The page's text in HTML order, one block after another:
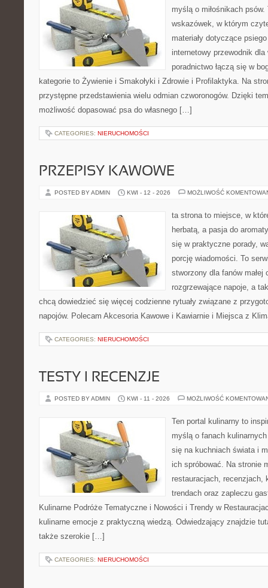
myślą o miłośnikach
wskazówek, w którym
materiały dotyczące
internetowy przewodnik
poradnictwo łączą się w
kategorie to Żywienie i Smakołyki i Zdrowie i Profilaktyka. Na
przystępne przedstawienia wielu odmian czworonogów. Dzięki
możliwość dopasować psa do własnego […]
CATEGORIES: NIERUCHOMOŚCI
PRZEPISY KAWOWE
POSTED BY ADMIN KWI - 12 - 2026 MOŻLIWOŚĆ
ta strona to miejsce, w
herbatą, a pasja do
się w praktyczne porady,
porcję wiadomości. To
stworzony dla fanów
rozgrzewające napoje, a
chcą dowiedzieć się więcej codzienne rytuały związane z
napojów. Polecam Akcesoria Kawowe i Kawiarnie i Miejsca z
CATEGORIES: NIERUCHOMOŚCI
TESTY I RECENZJE
POSTED BY ADMIN KWI - 11 - 2026 MOŻLIWOŚĆ
Ten portal kulinarny to
myślą o fanach
się na kuchniach świata i
ich spróbować. Na stronie
restauracjach, recenzjach,
trendach oraz zapleczu
Kulinarne Podróże Tematyczne i Nowości i Trendy w
kulinarne emocje z praktyczną wiedzą. Odwiedzający znajdzie
także szerokie […]
CATEGORIES: NIERUCHOMOŚCI